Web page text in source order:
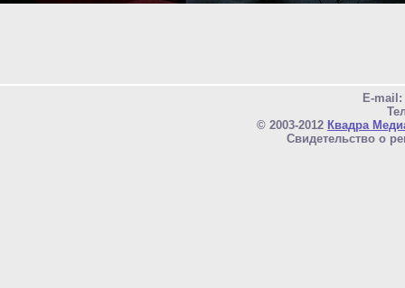
E-mail:
© 2003-2012 Квадра
Свидетельство о